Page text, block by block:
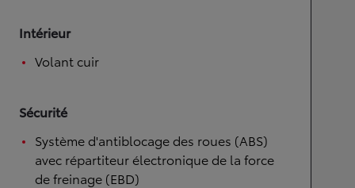
Intérieur
Volant cuir
Sécurité
Système d'antiblocage des roues (ABS)
avec répartiteur électronique de la force
de freinage (EBD)